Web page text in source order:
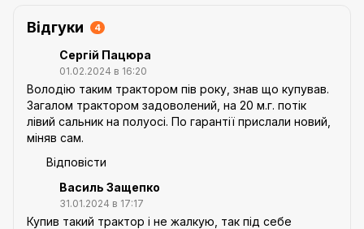
Відгуки 4
Сергій Пацюра
01.02.2024 в 16:20
Володію таким трактором пів року, знав що купував.
Загалом трактором задоволений, на 20 м.г. потік
лівий сальник на полуосі. По гарантії прислали новий,
міняв сам.
Відповісти
Василь Защепко
31.01.2024 в 17:17
Купив такий трактор і не жалкую, так під себе